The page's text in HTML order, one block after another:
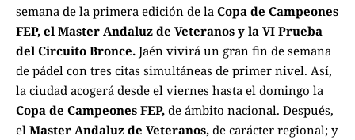
semana de la primera edición de la Copa de Campeones
FEP, el Master Andaluz de Veteranos y la VI Prueba
del Circuito Bronce. Jaén vivirá un gran fin de semana
de pádel con tres citas simultáneas de primer nivel. Así,
la ciudad acogerá desde el viernes hasta el domingo la
Copa de Campeones FEP, de ámbito nacional. Después,
el Master Andaluz de Veteranos, de carácter regional; y